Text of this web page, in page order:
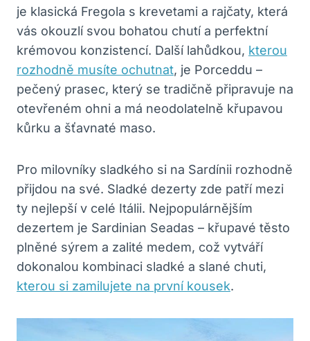
je klasická Fregola s krevetami a rajčaty, která
vás okouzlí svou bohatou chutí a perfektní
krémovou konzistencí. Další lahůdkou, kterou
rozhodně musíte ochutnat, je Porceddu –
pečený prasec, který se tradičně připravuje na
otevřeném ohni a má neodolatelně křupavou
kůrku a šťavnaté maso.
Pro milovníky sladkého si na Sardínii rozhodně
přijdou na své. Sladké dezerty zde patří mezi
ty nejlepší v celé Itálii. Nejpopulárnějším
dezertem je Sardinian Seadas – křupavé těsto
plněné sýrem a zalité medem, což vytváří
dokonalou kombinaci sladké a slané chuti,
kterou si zamilujete na první kousek.